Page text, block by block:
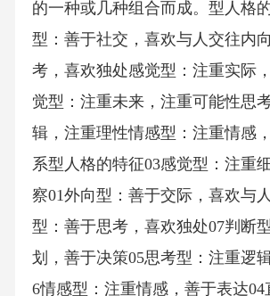
的一种或几种组合而成。型人格
型：善于社交，喜欢与人交往内
考，喜欢独处感觉型：注重实际
觉型：注重未来，注重可能性思
辑，注重理性情感型：注重情感
系型人格的特征03感觉型：注重
察01外向型：善于交际，喜欢与
型：善于思考，喜欢独处07判断
划，善于决策05思考型：注重逻
6情感型：注重情感，善于表达04